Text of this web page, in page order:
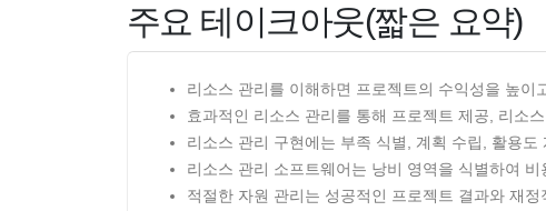
주요 테이크아웃(짧은 요약)
리소스 관리를 이해하면 프로젝트의 수익성을 높이
효과적인 리소스 관리를 통해 프로젝트 제공, 리소
리소스 관리 구현에는 부족 식별, 계획 수립, 활용
리소스 관리 소프트웨어는 낭비 영역을 식별하여 비
적절한 자원 관리는 성공적인 프로젝트 결과와 재정